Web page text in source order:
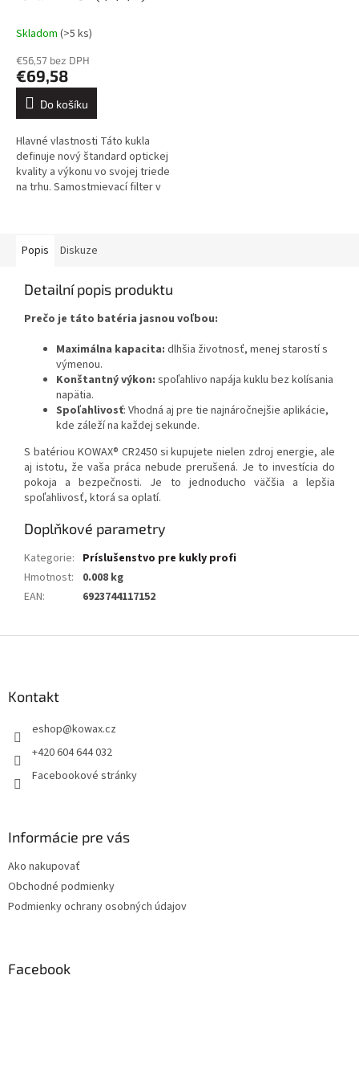
Skladom (>5 ks)
€56,57 bez DPH
€69,58
Do košíku
Hlavné vlastnosti Táto kukla
definuje nový štandard optickej
kvality a výkonu vo svojej triede
na trhu. Samostmievací filter v
Popis Diskuze
Detailní popis produktu
Prečo je táto batéria jasnou voľbou:
Maximálna kapacita: dlhšia životnosť, menej starostí s
výmenou.
Konštantný výkon: spoľahlivo napája kuklu bez kolísania
napätia.
Spoľahlivosť: Vhodná aj pre tie najnáročnejšie aplikácie,
kde záleží na každej sekunde.
S batériou KOWAX® CR2450 si kupujete nielen zdroj energie, ale
aj istotu, že vaša práca nebude prerušená. Je to investícia do
pokoja a bezpečnosti. Je to jednoducho väčšia a lepšia
spoľahlivosť, ktorá sa oplatí.
Doplňkové parametry
Kategorie: Príslušenstvo pre kukly profi
Hmotnost:
0.008 kg
EAN: 6923744117152
Kontakt
eshop@kowax.cz
+420 604 644 032
Facebookové stránky
Informácie pre vás
Ako nakupovať
Obchodné podmienky
Podmienky ochrany osobných údajov
Facebook